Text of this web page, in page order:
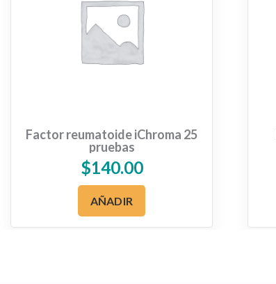
Factor reumatoide iChroma 25
pruebas
$140.00
AÑADIR